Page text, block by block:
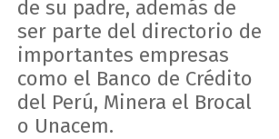
de su padre, además de
ser parte del directorio de
importantes empresas
como el Banco de Crédito
del Perú, Minera el Brocal
o Unacem.